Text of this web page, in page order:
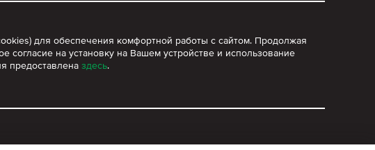
для обеспечения комфортной работы с сайтом. Продолжая
согласие на установку на Вашем устройстве и использование
предоставлена здесь.